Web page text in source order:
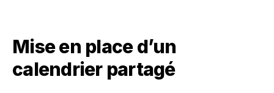
Mise en place d’un
calendrier partagé